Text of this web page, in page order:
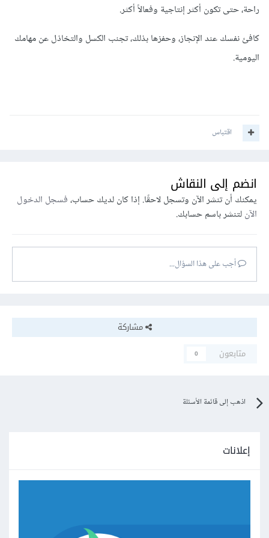
راحة، حتى تكون أكثر إنتاجية وفعالاً أكثر.
كافئ نفسك عند الإنجاز، وحفزها بذلك، تجنب الكسل والتخاذل عن مهامك
اليومية.
اقتباس
انضم إلى النقاش
يمكنك أن تنشر الآن وتسجل لاحقًا. إذا كان لديك حساب،فسجل الدخول
الآنلتنشر باسم حسابك.
أجب على هذا السؤال...
مشاركة
متابعون
0
اذهب إلى قائمة الأسئلة
إعلانات